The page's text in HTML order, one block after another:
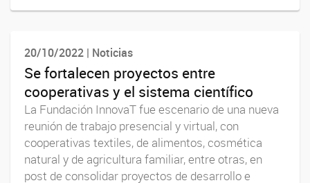
20/10/2022 | Noticias
Se fortalecen proyectos entre
cooperativas y el sistema científico
La Fundación InnovaT fue escenario de una nueva
reunión de trabajo presencial y virtual, con
cooperativas textiles, de alimentos, cosmética
natural y de agricultura familiar, entre otras, en
post de consolidar proyectos de desarrollo e